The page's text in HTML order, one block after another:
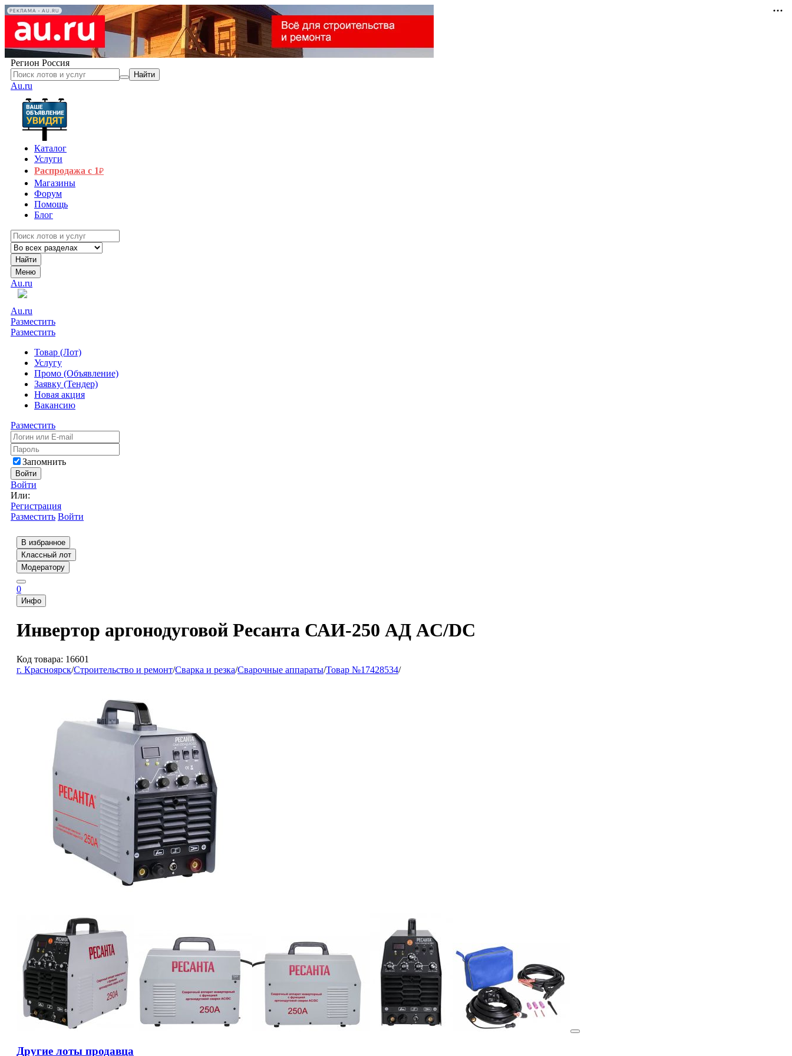
РЕКЛАМА • AU.RU
Регион Россия
Найти
Au.ru
Каталог
Услуги
Распродажа с 1₽
Магазины
Форум
Помощь
Блог
Найти
Меню
Au.ru
Au.ru
Разместить
Разместить
Товар (Лот)
Услугу
Промо (Объявление)
Заявку (Тендер)
Новая акция
Вакансию
Разместить
Запомнить
Войти
Войти
Или:
Регистрация
Разместить Войти
В избранное
Классный лот
Модератору
0
Инфо
Инвертор аргонодуговой Ресанта САИ-250 АД AC/DC
Код товара: 16601
г. Красноярск/Строительство и ремонт/Сварка и резка/Сварочные аппараты/Товар №17428534/
Другие лоты продавца